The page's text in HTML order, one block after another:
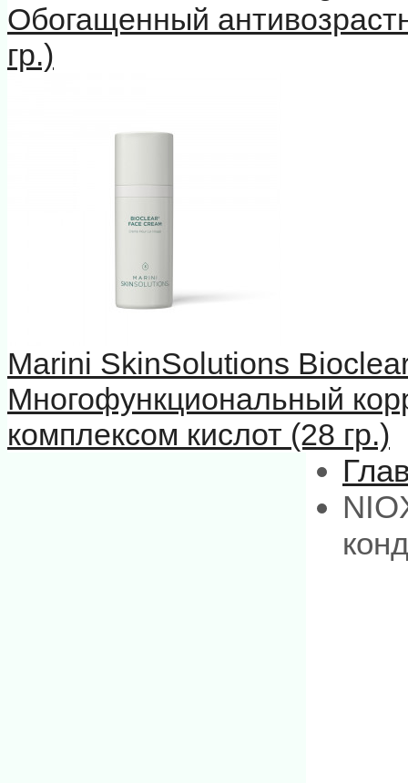
Обогащенный
гр.)
Marini SkinSolutions
Многофункциональный
комплексом кислот (28 гр.)